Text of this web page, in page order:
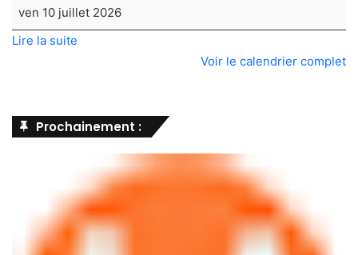
de
sociétés
ven 10 juillet 2026
Lire la suite
Voir le calendrier complet
Prochainement :